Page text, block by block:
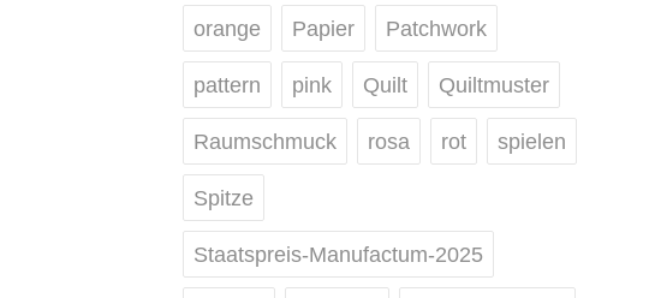
orange Papier Patchwork
pattern pink Quilt Quiltmuster
Raumschmuck rosa rot spielen
Spitze
Staatspreis-Manufactum-2025